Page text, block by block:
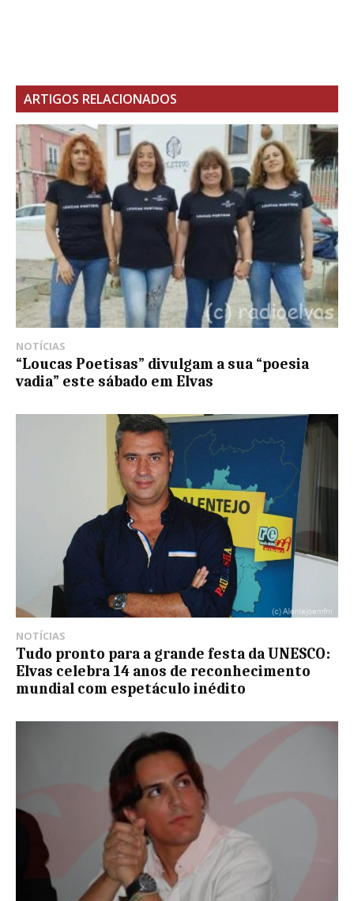
ARTIGOS RELACIONADOS
NOTÍCIAS
“Loucas Poetisas” divulgam a sua “poesia
vadia” este sábado em Elvas
NOTÍCIAS
Tudo pronto para a grande festa da UNESCO:
Elvas celebra 14 anos de reconhecimento
mundial com espetáculo inédito